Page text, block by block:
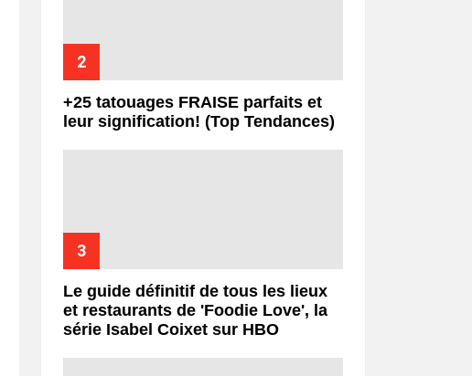
+25 tatouages ​​FRAISE parfaits et
leur signification! (Top Tendances)
Le guide définitif de tous les lieux
et restaurants de 'Foodie Love', la
série Isabel Coixet sur HBO